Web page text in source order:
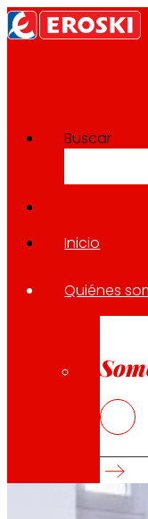
Buscar
Inicio
Quiénes
Así
Sala de prensa
Volver a todas las
10.03.2023
EROSKI
Proyecto de